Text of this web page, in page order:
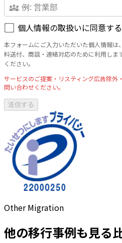
diversity_3
個人情報の取扱いに同意する
本フォームにご入力いただいた個人情報は
料送付、商談・連絡対応のために利用しま
ください。
サービスのご提案・リスティング広告除外
問い合わせください。
Other Migration
他の移行事例も見る